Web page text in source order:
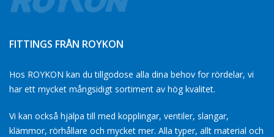
FITTINGS FRÅN ROYKON
Hos ROYKON kan du tillgodose alla dina behov for rördelar, vi
har ett mycket mångsidigt sortiment av hög kvalitet.
Vi kan också hjälpa till med kopplingar, ventiler, slangar,
klämmor, rörhållare och mycket mer. Alla typer, allt material och